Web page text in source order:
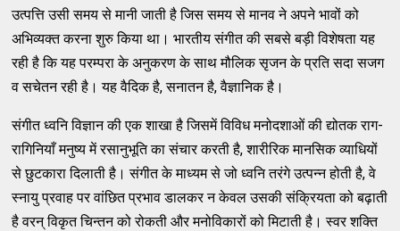
उत्पत्ति उसी समय से मानी जाती है जिस समय से मानव ने अपने भावों को
अभिव्यक्त करना शुरु किया था। भारतीय संगीत की सबसे बड़ी विशेषता यह
रही है कि यह परम्परा के अनुकरण के साथ मौलिक सृजन के प्रति सदा सजग
व सचेतन रही है। यह वैदिक है, सनातन है, वैज्ञानिक है।
संगीत ध्वनि विज्ञान की एक शाखा है जिसमें विविध मनोदशाओं की द्योतक राग-
रागिनियाँ मनुष्य में रसानुभूति का संचार करती है, शारीरिक मानसिक व्याधियों
से छुटकारा दिलाती है। संगीत के माध्यम से जो ध्वनि तरंगे उत्पन्न होती है, वे
स्नायु प्रवाह पर वांछित प्रभाव डालकर न केवल उसकी संक्रियता को बढ़ाती
है वरन् विकृत चिन्तन को रोकती और मनोविकारों को मिटाती है। स्वर शक्ति